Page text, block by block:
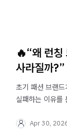
🔥“왜 런
사라질까?”
초기 패션 브랜
실패하는 이유를
살아남기 위한 현
Apr 30,